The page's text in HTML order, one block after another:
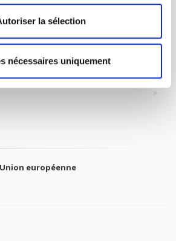
la sélection
nécessaires uniquement
européenne